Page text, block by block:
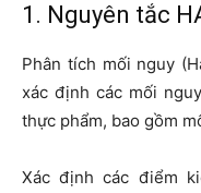
1. Nguyên tắc
Phân tích mối nguy
xác định các mối
thực phẩm, bao gồm
Xác định các điểm